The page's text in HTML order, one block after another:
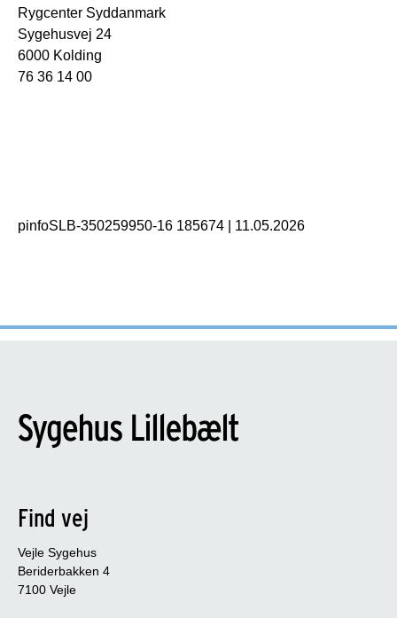
Rygcenter Syddanmark
Sygehusvej 24
6000 Kolding
76 36 14 00
pinfoSLB-350259950-16 185674 11.05.2026
Find vej
Vejle Sygehus
Beriderbakken 4
7100 Vejle